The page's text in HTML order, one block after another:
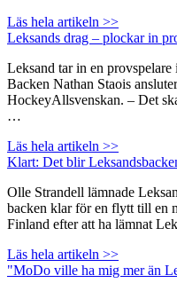
Läs hela artikeln >>
Leksands drag – plockar in
Leksand tar in en
Backen Nathan Staois
HockeyAllsvenskan. – Det
…
Läs hela artikeln >>
Klart: Det blir
Olle Strandell lämnade
backen klar för en flytt till en
Finland efter att ha lämnat
Läs hela artikeln >>
"MoDo ville ha mig mer än